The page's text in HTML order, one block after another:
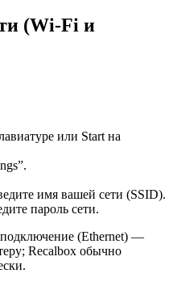
(Wi‑Fi и
или Start на
имя вашей сети (SSID).
пароль сети.
(Ethernet) —
Recalbox обычно